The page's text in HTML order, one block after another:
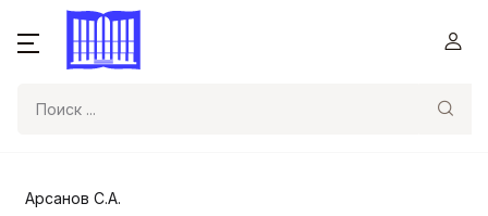
Арсанов С.А.